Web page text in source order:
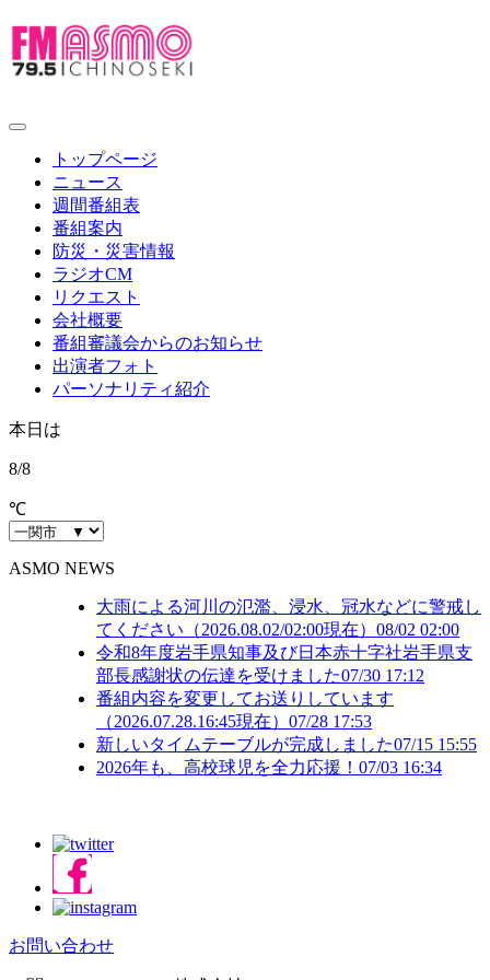
toggle
navigationトップページ
ニュース
週間番組表
番組案内
防災・災害情報
ラジオCM
リクエスト
会社概要
番組審議会からのお知らせ
出演者フォト
パーソナリティ紹介
本日は
8/8
℃
ASMO NEWS
大雨による河川の氾濫、浸水、冠水などに警戒し
てください（2026.08.02/02:00現在） 08/02 02:00
令和8年度岩手県知事及び日本赤十字社岩手県支
部長感謝状の伝達を受けました07/30 17:12
番組内容を変更してお送りしています
（2026.07.28.16:45現在） 07/28 17:53
新しいタイムテーブルが完成しました07/15 15:55
2026年も、高校球児を全力応援！ 07/03 16:34
お問い合わせ